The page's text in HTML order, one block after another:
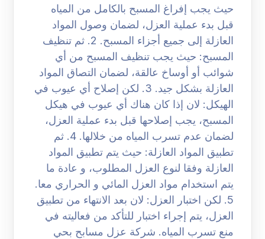
حيث يجب إفراغ المسبح بالكامل من المياه
قبل بدء عملية العزل، لضمان وصول المواد
العازلة إلى جميع أجزاء المسبح. 2. ثم تنظيف
المسبح: حيث يجب تنظيف المسبح من أي
شوائب أو أوساخ عالقة، لضمان التصاق المواد
العازلة بشكل جيد. 3. لكن إصلاح أي عيوب في
الهيكل: لان إذا كان هناك أي عيوب في هيكل
المسبح، يجب إصلاحها قبل بدء عملية العزل،
لضمان عدم تسرب المياه من خلالها. 4. ثم
تطبيق المواد العازلة: حيث يتم تطبيق المواد
العازلة وفقا لنوع العزل المطلوب، و عادة ما
يتم استخدام مواد العزل المائي و الحراري معا.
5. لكن اختبار العزل: لان بعد الانتهاء من تطبيق
العزل، يتم إجراء اختبار للتأكد من فعاليته في
منع تسرب المياه. شركة عزل مسابح بحي